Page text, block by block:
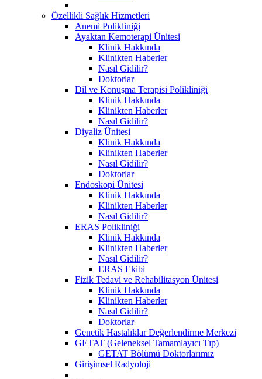
Özellikli Sağlık Hizmetleri
Anemi Polikliniği
Ayaktan Kemoterapi Ünitesi
Klinik Hakkında
Klinikten Haberler
Nasıl Gidilir?
Doktorlar
Dil ve Konuşma Terapisi Polikliniği
Klinik Hakkında
Klinikten Haberler
Nasıl Gidilir?
Diyaliz Ünitesi
Klinik Hakkında
Klinikten Haberler
Nasıl Gidilir?
Doktorlar
Endoskopi Ünitesi
Klinik Hakkında
Klinikten Haberler
Nasıl Gidilir?
ERAS Polikliniği
Klinik Hakkında
Klinikten Haberler
Nasıl Gidilir?
ERAS Ekibi
Fizik Tedavi ve Rehabilitasyon Ünitesi
Klinik Hakkında
Klinikten Haberler
Nasıl Gidilir?
Doktorlar
Genetik Hastalıklar Değerlendirme Merkezi
GETAT (Geleneksel Tamamlayıcı Tıp)
GETAT Bölümü Doktorlarımız
Girişimsel Radyoloji